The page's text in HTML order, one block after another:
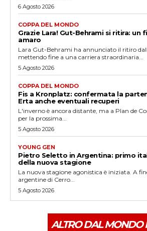
6 Agosto 2026
COPPA DEL MONDO
Grazie Lara! Gut-Behrami si ritira: un
amaro
Lara Gut-Behrami ha annunciato il ritiro
mettendo fine a una carriera straordinaria...
5 Agosto 2026
COPPA DEL MONDO
Fis a Kronplatz: confermata la
Erta anche eventuali recuperi
L'inverno è ancora distante, ma a Plan de
per la prossima...
5 Agosto 2026
YOUNG GEN
Pietro Seletto in Argentina: primo
della nuova stagione
La nuova stagione agonistica è iniziata. A
argentine di Cerro...
5 Agosto 2026
ALTRO DAL MONDO